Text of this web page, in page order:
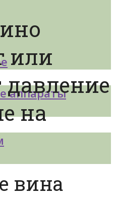
аппараты
или
на
вина